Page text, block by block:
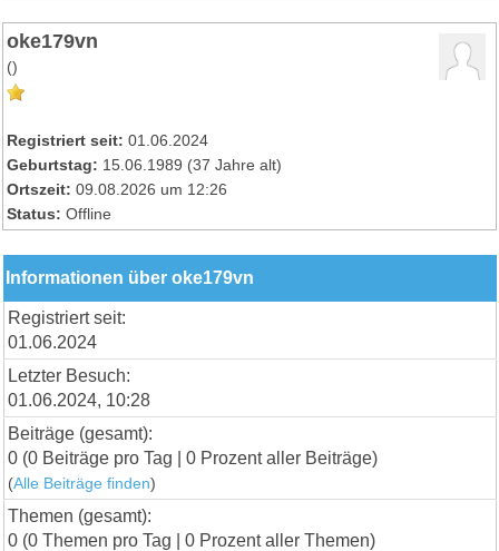
oke179vn
()
Registriert seit: 01.06.2024
Geburtstag: 15.06.1989 (37 Jahre alt)
Ortszeit: 09.08.2026 um 12:26
Status: Offline
Informationen über oke179vn
Registriert seit:
01.06.2024
Letzter Besuch:
01.06.2024, 10:28
Beiträge (gesamt):
0 (0 Beiträge pro Tag | 0 Prozent aller Beiträge)
(Alle Beiträge finden)
Themen (gesamt):
0 (0 Themen pro Tag | 0 Prozent aller Themen)